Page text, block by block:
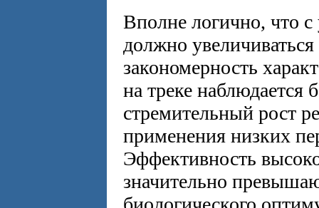
Вполне логично, что с
должно
закономерность
на треке наблюдается
стремительный рост
применения низких
Эффективность
значительно